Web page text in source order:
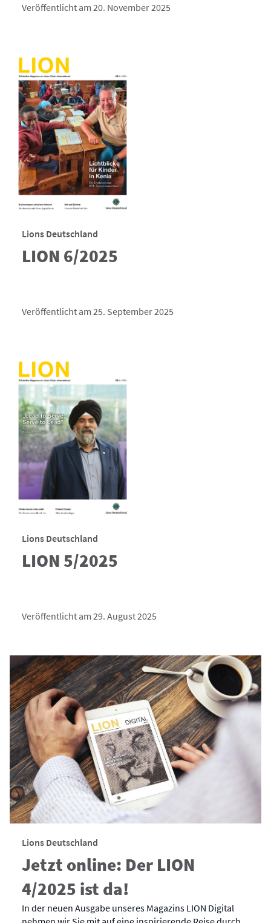
Veröffentlicht am 20. November 2025
Lions Deutschland
LION 6/2025
Veröffentlicht am 25. September 2025
Lions Deutschland
LION 5/2025
Veröffentlicht am 29. August 2025
Lions Deutschland
Jetzt online: Der LION
4/2025 ist da!
In der neuen Ausgabe unseres Magazins LION Digital